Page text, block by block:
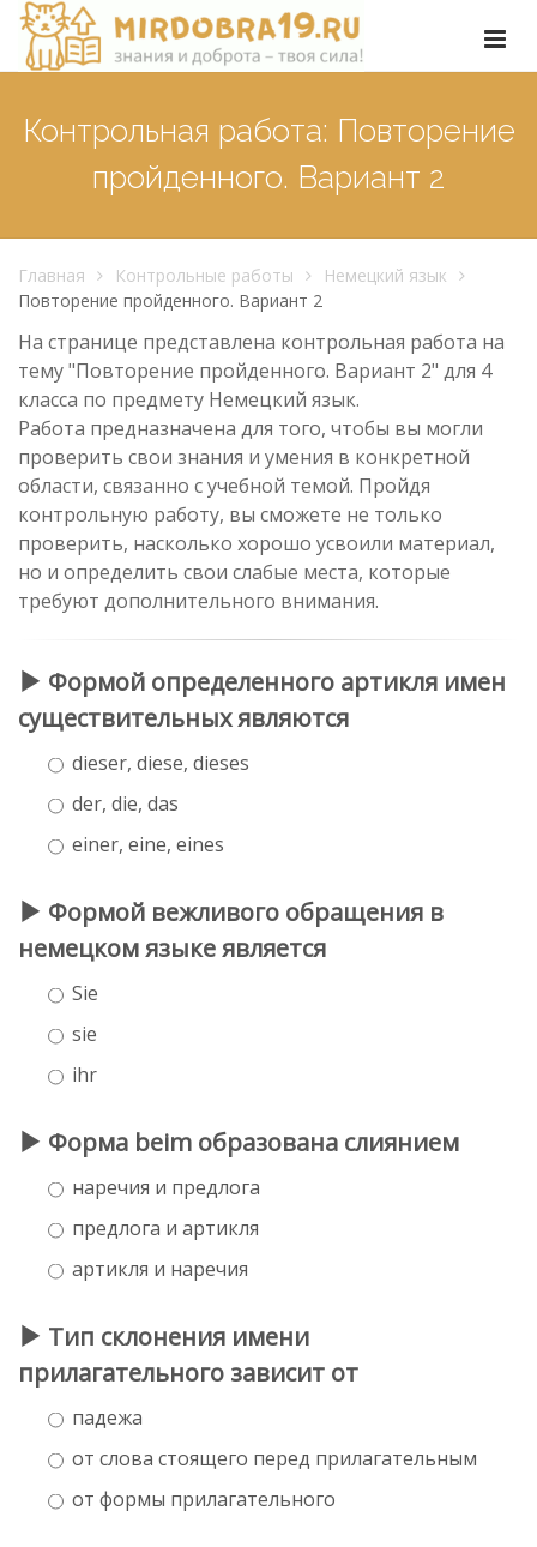
Контрольная работа: Повторение
пройденного. Вариант 2
Главная Контрольные работы
Немецкий язык
Повторение пройденного. Вариант 2
На странице представлена контрольная работа на
тему "Повторение пройденного. Вариант 2" для 4
класса по предмету Немецкий язык.
Работа предназначена для того, чтобы вы могли
проверить свои знания и умения в конкретной
области, связанно с учебной темой. Пройдя
контрольную работу, вы сможете не только
проверить, насколько хорошо усвоили материал,
но и определить свои слабые места, которые
требуют дополнительного внимания.
Формой определенного артикля имен
существительных являются
dieser, diese, dieses
der, die, das
einer, eine, eines
Формой вежливого обращения в
немецком языке является
Sie
sie
ihr
Форма beim образована слиянием
наречия и предлога
предлога и артикля
артикля и наречия
Тип склонения имени
прилагательного зависит от
падежа
от слова стоящего перед прилагательным
от формы прилагательного